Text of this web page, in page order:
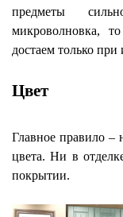
предметы
микроволновка,
достаем только при
Цвет
Главное правило –
цвета. Ни в
покрытии.